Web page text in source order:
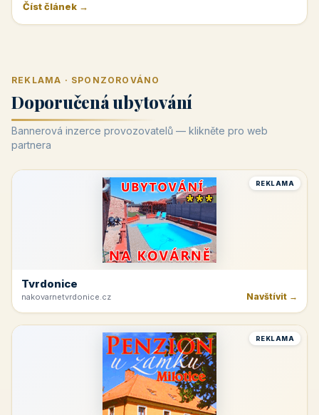
Číst článek →
REKLAMA · SPONZOROVÁNO
Doporučená ubytování
Bannerová inzerce provozovatelů — klikněte pro web
partnera
REKLAMA
Tvrdonice
nakovarnetvrdonice.cz Navštívit →
REKLAMA